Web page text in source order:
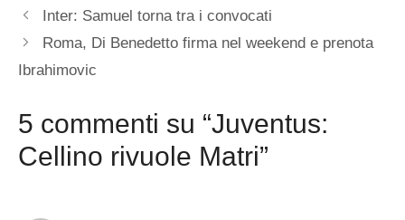
Inter: Samuel torna tra i convocati
Roma, Di Benedetto firma nel weekend e prenota
Ibrahimovic
5 commenti su “Juventus:
Cellino rivuole Matri”